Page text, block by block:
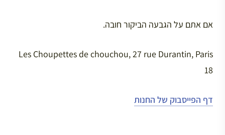
אם אתם על הגבעה הביקור חובה.
Les Choupettes de chouchou, 27 rue Durantin, Paris
18
דף הפייסבוק של החנות